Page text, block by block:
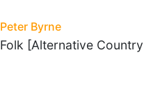
Peter Byrne
Folk [Alternative